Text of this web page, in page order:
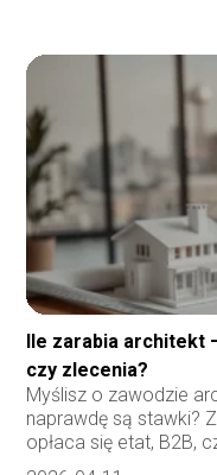
Ile zarabia architekt
czy zlecenia?
Myślisz o zawodzie
naprawdę są stawki?
opłaca się etat, B2B,